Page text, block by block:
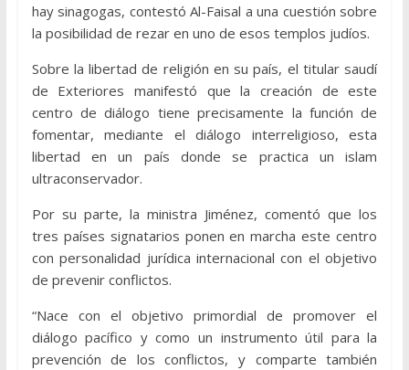
hay sinagogas, contestó Al-Faisal a una cuestión sobre
la posibilidad de rezar en uno de esos templos judíos.
Sobre la libertad de religión en su país, el titular saudí
de Exteriores manifestó que la creación de este
centro de diálogo tiene precisamente la función de
fomentar, mediante el diálogo interreligioso, esta
libertad en un país donde se practica un islam
ultraconservador.
Por su parte, la ministra Jiménez, comentó que los
tres países signatarios ponen en marcha este centro
con personalidad jurídica internacional con el objetivo
de prevenir conflictos.
“Nace con el objetivo primordial de promover el
diálogo pacífico y como un instrumento útil para la
prevención de los conflictos, y comparte también